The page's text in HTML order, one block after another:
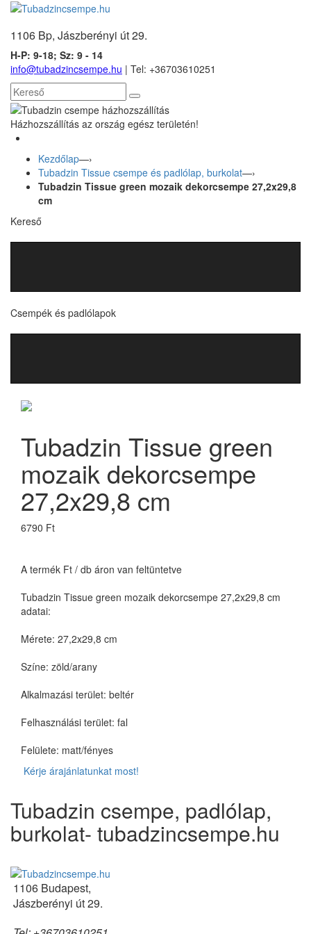
1106 Bp, Jászberényi út 29.
H-P: 9-18; Sz: 9 - 14
info@tubadzincsempe.hu | Tel: +36703610251
Házhozszállítás az ország egész területén!
Kezdőlap—›
Tubadzin Tissue csempe és padlólap, burkolat—›
Tubadzin Tissue green mozaik dekorcsempe 27,2x29,8
cm
Kereső
Csempék és padlólapok
Tubadzin Tissue green
mozaik dekorcsempe
27,2x29,8 cm
6790 Ft
A termék Ft / db áron van feltüntetve
Tubadzin Tissue green mozaik dekorcsempe 27,2x29,8 cm
adatai:
Mérete: 27,2x29,8 cm
Színe: zöld/arany
Alkalmazási terület: beltér
Felhasználási terület: fal
Felülete: matt/fényes
Kérje árajánlatunkat most!
Tubadzin csempe, padlólap,
burkolat- tubadzincsempe.hu
1106 Budapest,
Jászberényi út 29.